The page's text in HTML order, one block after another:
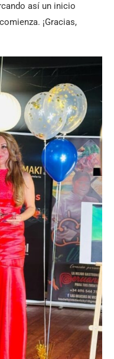
así un inicio
¡Gracias,